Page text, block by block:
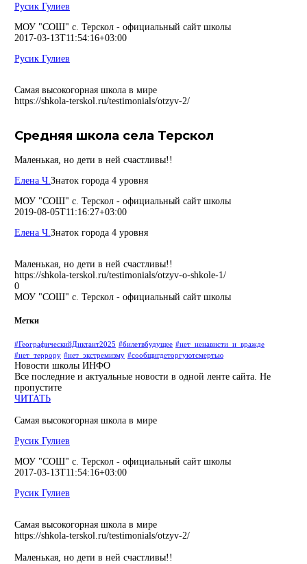
Русик Гулиев
МОУ "СОШ" с. Терскол - официальный сайт школы
2017-03-13T11:54:16+03:00
Русик Гулиев
Самая высокогорная школа в мире
https://shkola-terskol.ru/testimonials/otzyv-2/
Средняя школа села Терскол
Маленькая, но дети в ней счастливы!!
Елена Ч.Знаток города 4 уровня
МОУ "СОШ" с. Терскол - официальный сайт школы
2019-08-05T11:16:27+03:00
Елена Ч.Знаток города 4 уровня
Маленькая, но дети в ней счастливы!!
https://shkola-terskol.ru/testimonials/otzyv-o-shkole-1/
0
МОУ "СОШ" с. Терскол - официальный сайт школы
Метки
#ГеографическийДиктант2025 #билетвбудущее #нет_ненависти_и_вражде
#нет_террору #нет_экстремизму #сообщигдеторгуютсмертью
Новости школы ИНФО
Все последние и актуальные новости в одной ленте сайта. Не
пропустите
ЧИТАТЬ
Самая высокогорная школа в мире
Русик Гулиев
МОУ "СОШ" с. Терскол - официальный сайт школы
2017-03-13T11:54:16+03:00
Русик Гулиев
Самая высокогорная школа в мире
https://shkola-terskol.ru/testimonials/otzyv-2/
Маленькая, но дети в ней счастливы!!